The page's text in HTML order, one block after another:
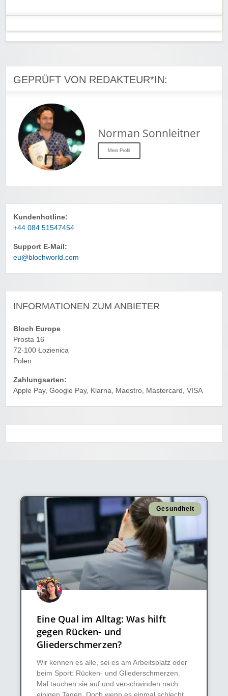
GEPRÜFT VON REDAKTEUR*IN:
Norman Sonnleitner
Mein Profil
Kundenhotline:
+44 084 51547454
Support E-Mail:
eu@blochworld.com
INFORMATIONEN ZUM ANBIETER
Bloch Europe
Prosta 16
72-100 Łozienica
Polen
Zahlungsarten:
Apple Pay, Google Pay, Klarna, Maestro, Mastercard, VISA
Gesundheit
Eine Qual im Alltag: Was hilft
gegen Rücken- und
Gliederschmerzen?
Wir kennen es alle, sei es am Arbeitsplatz oder
beim Sport: Rücken- und Gliederschmerzen.
Mal tauchen sie auf und verschwinden nach